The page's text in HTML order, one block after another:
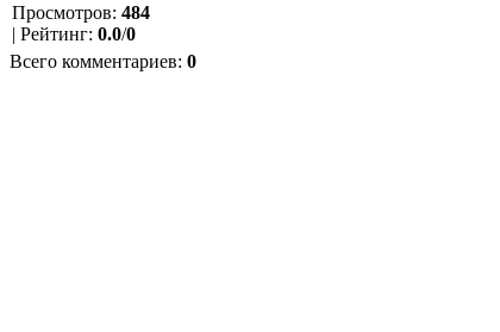
Просмотров: 484
| Рейтинг: 0.0/0
Всего комментариев: 0